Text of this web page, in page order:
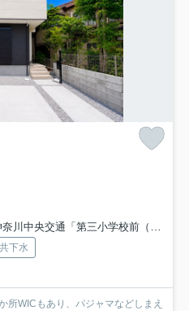
通「第三小学校前（町田市）」 停歩2分
下水
所WICもあり、パジャマなどしまえ